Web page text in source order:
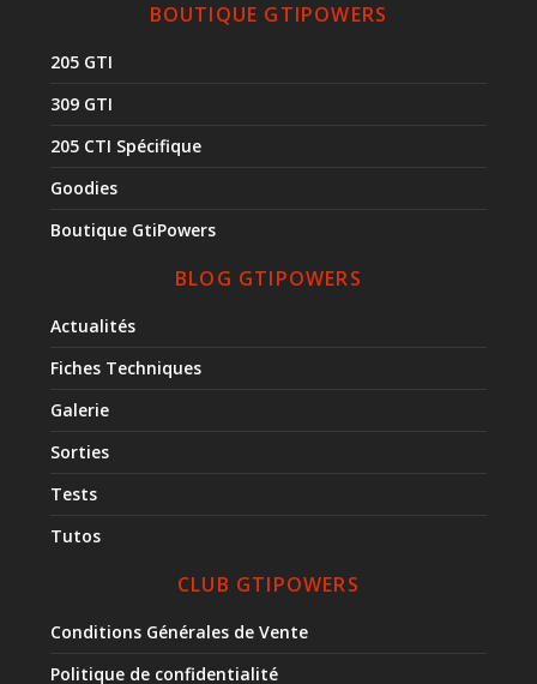
BOUTIQUE GTIPOWERS
205 GTI
309 GTI
205 CTI Spécifique
Goodies
Boutique GtiPowers
BLOG GTIPOWERS
Actualités
Fiches Techniques
Galerie
Sorties
Tests
Tutos
CLUB GTIPOWERS
Conditions Générales de Vente
Politique de confidentialité